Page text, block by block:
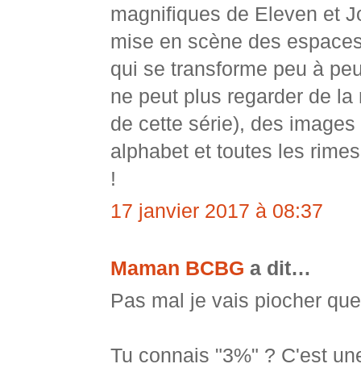
magnifiques de Eleven et
mise en scène des
qui se transforme peu à
ne peut plus regarder de
de cette série), des
alphabet et toutes les
!
17 janvier 2017 à 08:37
Maman BCBG a dit…
Pas mal je vais piocher
Tu connais "3%" ? C'est